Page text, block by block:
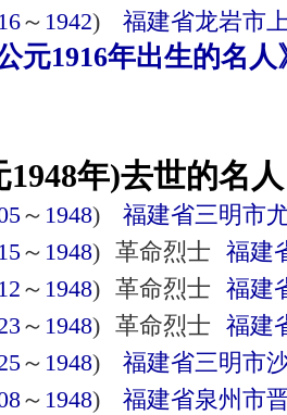
～ 1942) 福建省龙岩市
元1916年出生的名人
年)去世的名
～ 1948) 福建省三明市
～ 1948) 革命烈士 福建
～ 1948) 革命烈士 福建
～ 1948) 革命烈士 福建
～ 1948) 福建省三明市
～ 1948) 福建省泉州市